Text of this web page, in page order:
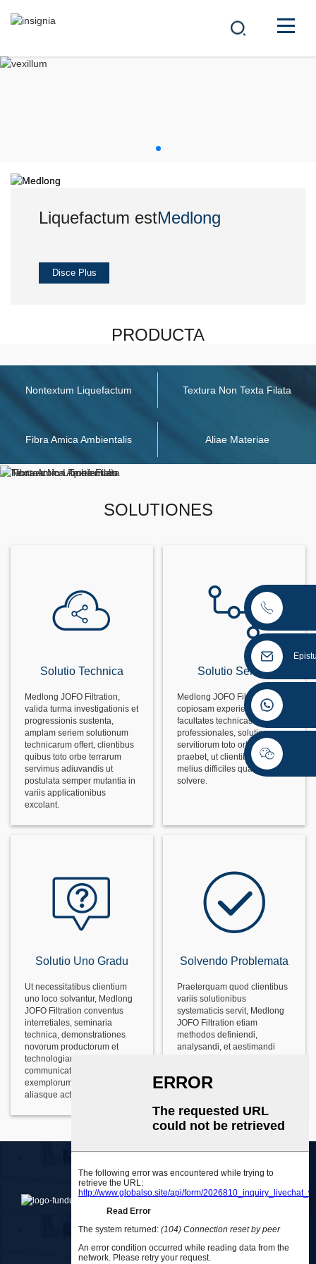
CURSUS HONORUM
Liquefactum estMedlong
Disce Plus
Liquefactum estMedlong
Disce Plus
Medlong
PRODUCTA
Nontextum Liquefactum Textura Non Texta Filata
Fibra Amica Ambientalis Aliae Materiae
SOLUTIONES
Solutio Technica
Medlong JOFO Filtration,
valida turma investigationis et
progressionis sustenta,
amplam seriem solutionum
technicarum offert, clientibus
quibus toto orbe terrarum
servimus adiuvandis ut
postulata semper mutantia in
variis applicationibus
excolant.
Solutio Servitii
Medlong JOFO Filtration, per
copiosam experientiam et
facultates technicas
professionales, solutiones
servitiorum toto orbe terrarum
praebet, ut clientibus adiuvet
melius difficiles quaestiones
solvere.
Solutio Uno Gradu
Ut necessitatibus clientium
uno loco solvantur, Medlong
JOFO Filtration conventus
interretiales, seminaria
technica, demonstrationes
novorum productorum et
technologiarum,
communicationem
exemplorum prosperorum,
aliasque actiones habebit.
Solvendo Problemata
Praeterquam quod clientibus
variis solutionibus
systematicis servit, Medlong
JOFO Filtration etiam
methodos definiendi,
analysandi, et aestimandi